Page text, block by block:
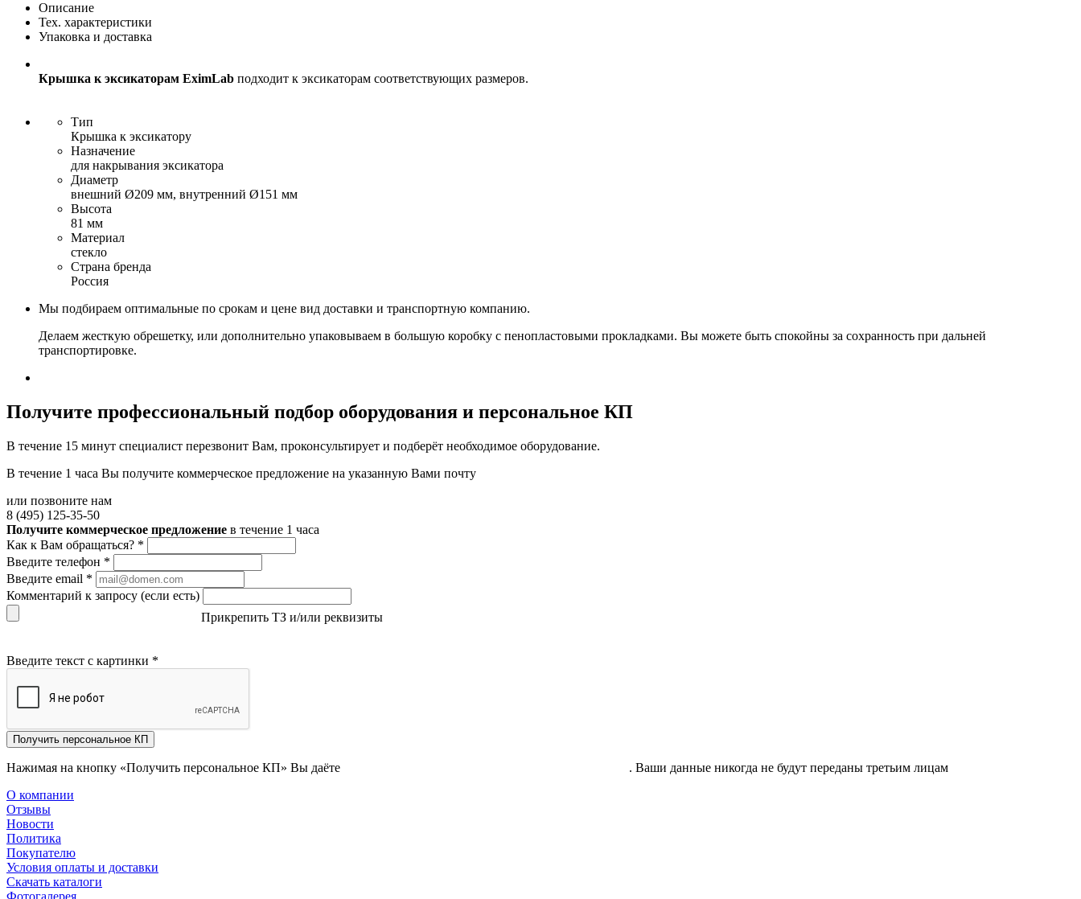
Описание
Тех. характеристики
Упаковка и доставка
Крышка к эксикаторам EximLab подходит к эксикаторам соответствующих размеров.
Тип
Крышка к эксикатору
Назначение
для накрывания эксикатора
Диаметр
внешний Ø209 мм, внутренний Ø151 мм
Высота
81 мм
Материал
стекло
Страна бренда
Россия
Мы подбираем оптимальные по срокам и цене вид доставки и транспортную компанию.
Делаем жесткую обрешетку, или дополнительно упаковываем в большую коробку с пенопластовыми прокладками. Вы можете быть спокойны за сохранность при дальней
транспортировке.
Получите профессиональный подбор оборудования и персональное КП
В течение 15 минут специалист перезвонит Вам, проконсультирует и подберёт необходимое оборудование.
В течение 1 часа Вы получите коммерческое предложение на указанную Вами почту
или позвоните нам
8 (495) 125-35-50
Получите коммерческое предложение в течение 1 часа
Как к Вам обращаться? *
Введите телефон *
Введите email *
Комментарий к запросу (если есть)
Прикрепить ТЗ и/или реквизиты
Введите текст с картинки *
Получить персональное КП
Нажимая на кнопку «Получить персональное КП» Вы даёте
. Ваши данные никогда не будут переданы третьим лицам
О компании
Отзывы
Новости
Политика
Покупателю
Условия оплаты и доставки
Скачать каталоги